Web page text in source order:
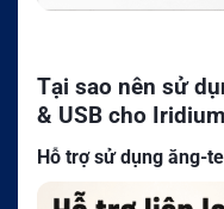
Tại sao nên sử
& USB cho
Hỗ trợ sử dụng ăng-